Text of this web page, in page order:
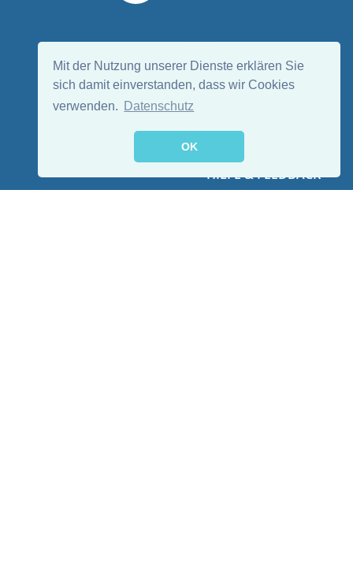
Mit der Nutzung unserer Dienste erklären Sie
sich damit einverstanden, dass wir Cookies
verwenden.
Datenschutz
OK
HILFE & FEEDBACK
EN